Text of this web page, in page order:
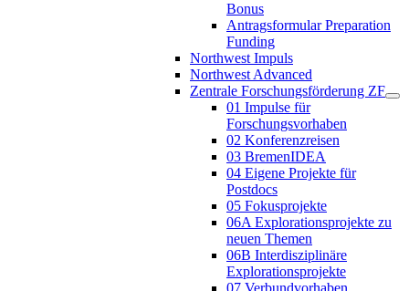
Bonus
Antragsformular Preparation
Funding
Northwest Impuls
Northwest Advanced
Zentrale Forschungsförderung ZF
01 Impulse für
Forschungsvorhaben
02 Konferenzreisen
03 BremenIDEA
04 Eigene Projekte für
Postdocs
05 Fokusprojekte
06A Explorationsprojekte zu
neuen Themen
06B Interdisziplinäre
Explorationsprojekte
07 Verbundvorhaben